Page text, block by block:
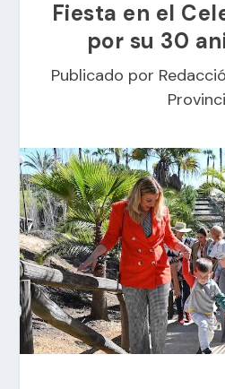
Fiesta en el
por su 30
Publicado por